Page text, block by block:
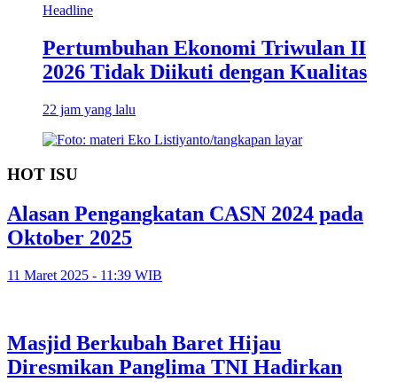
Headline
Pertumbuhan Ekonomi Triwulan II
2026 Tidak Diikuti dengan Kualitas
22 jam yang lalu
HOT ISU
Alasan Pengangkatan CASN 2024 pada
Oktober 2025
11 Maret 2025 - 11:39 WIB
Masjid Berkubah Baret Hijau
Diresmikan Panglima TNI Hadirkan